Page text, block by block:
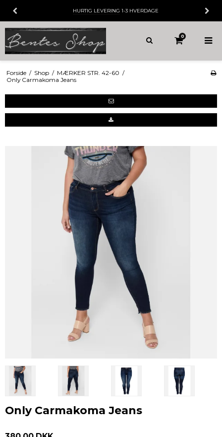
0
Forside / Shop / MÆRKER STR. 42-60 /
Only Carmakoma Jeans
Only Carmakoma Jeans